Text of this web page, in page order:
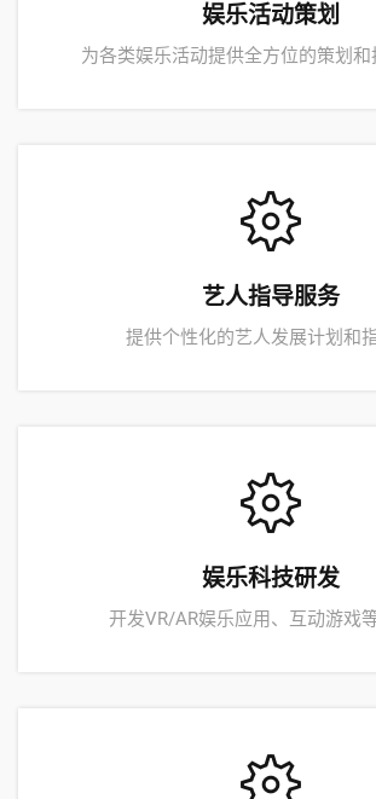
娱乐活动策划
为各类娱乐活动提供全方位的策划和
艺人指导服务
提供个性化的艺人发展计划和指
娱乐科技研发
开发VR/AR娱乐应用、互动游戏等